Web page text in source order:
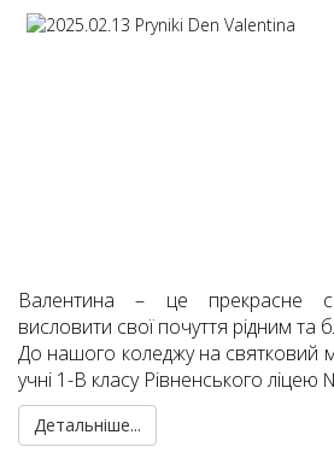
Валентина – це прекрасне
висловити свої почуття рідним та
До нашого коледжу на святковий
учні 1-В класу Рівненського ліцею
Детальніше...